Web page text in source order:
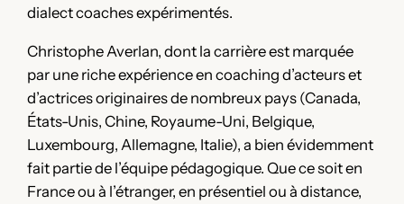
dialect coaches expérimentés.
Christophe Averlan, dont la carrière est marquée
par une riche expérience en coaching d’acteurs et
d’actrices originaires de nombreux pays (Canada,
États-Unis, Chine, Royaume-Uni, Belgique,
Luxembourg, Allemagne, Italie), a bien évidemment
fait partie de l’équipe pédagogique. Que ce soit en
France ou à l’étranger, en présentiel ou à distance,